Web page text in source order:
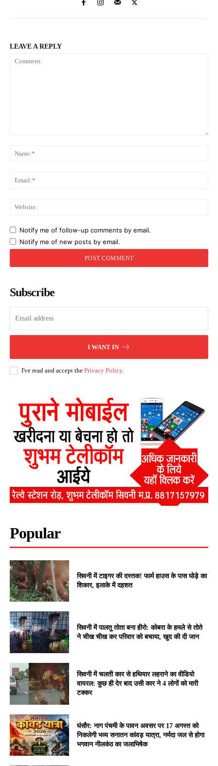
LEAVE A REPLY
Notify me of follow-up comments by email.
Notify me of new posts by email.
Subscribe
I WANT IN
I've read and accept the Privacy Policy.
Popular
सिवनी में टाइगर की दस्तक! फार्म हाउस के पास घोड़े का
शिकार, इलाके में दहशत
सिवनी में पालतू तोता बना हीरो: कोबरा के हमले से तोते
ने चीख चीख कर परिवार को बचाया, खुद की दी जान
सिवनी में चलती कार से हथियार लहराने का वीडियो
वायरल: कुछ ही देर बाद उसी कार ने 4 लोगों को मारी
टक्कर
घंसौर: नाग पंचमी के पावन अवसर पर 17 अगस्त को
निकलेगी भव्य सनातन कांवड़ यात्रा, नर्मदा जल से होगा
भगवान नीलकंठ का जलाभिषेक